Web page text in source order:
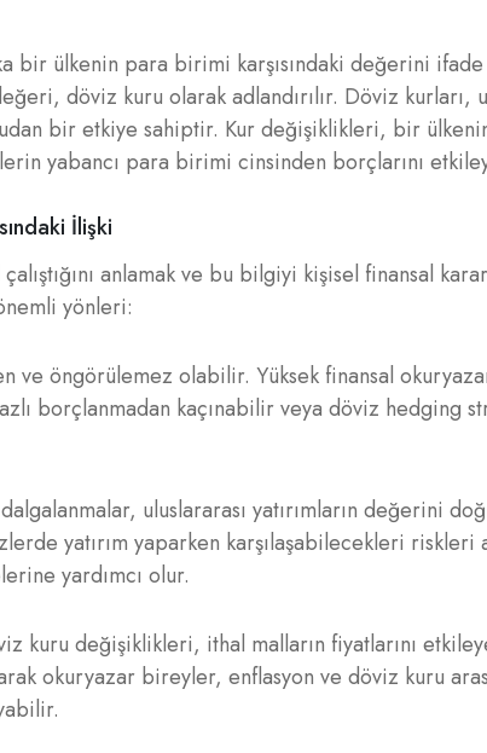
ülkenin para birimi karşısındaki değerini ifade
döviz kuru olarak adlandırılır. Döviz
bir etkiye sahiptir. Kur değişiklikleri, bir
yabancı para birimi cinsinden borçlarını
İlişki
anlamak ve bu bilgiyi kişisel finansal
yönleri:
ve öngörülemez olabilir. Yüksek finansal
borçlanmadan kaçınabilir veya döviz hedging
uluslararası yatırımların değerini
yatırım yaparken karşılaşabilecekleri riskleri
yardımcı olur.
kuru değişiklikleri, ithal malların fiyatlarını
okuryazar bireyler, enflasyon ve döviz kuru